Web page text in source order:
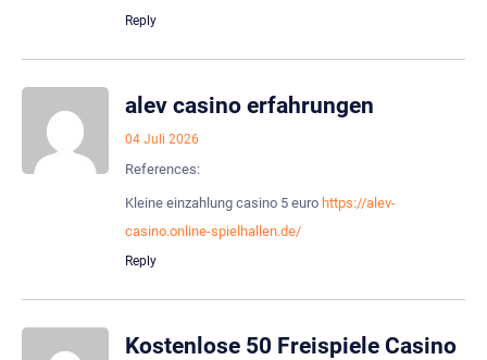
Reply
alev casino erfahrungen
04 Juli 2026
References:
Kleine einzahlung casino 5 euro https://alev-
casino.online-spielhallen.de/
Reply
Kostenlose 50 Freispiele Casino